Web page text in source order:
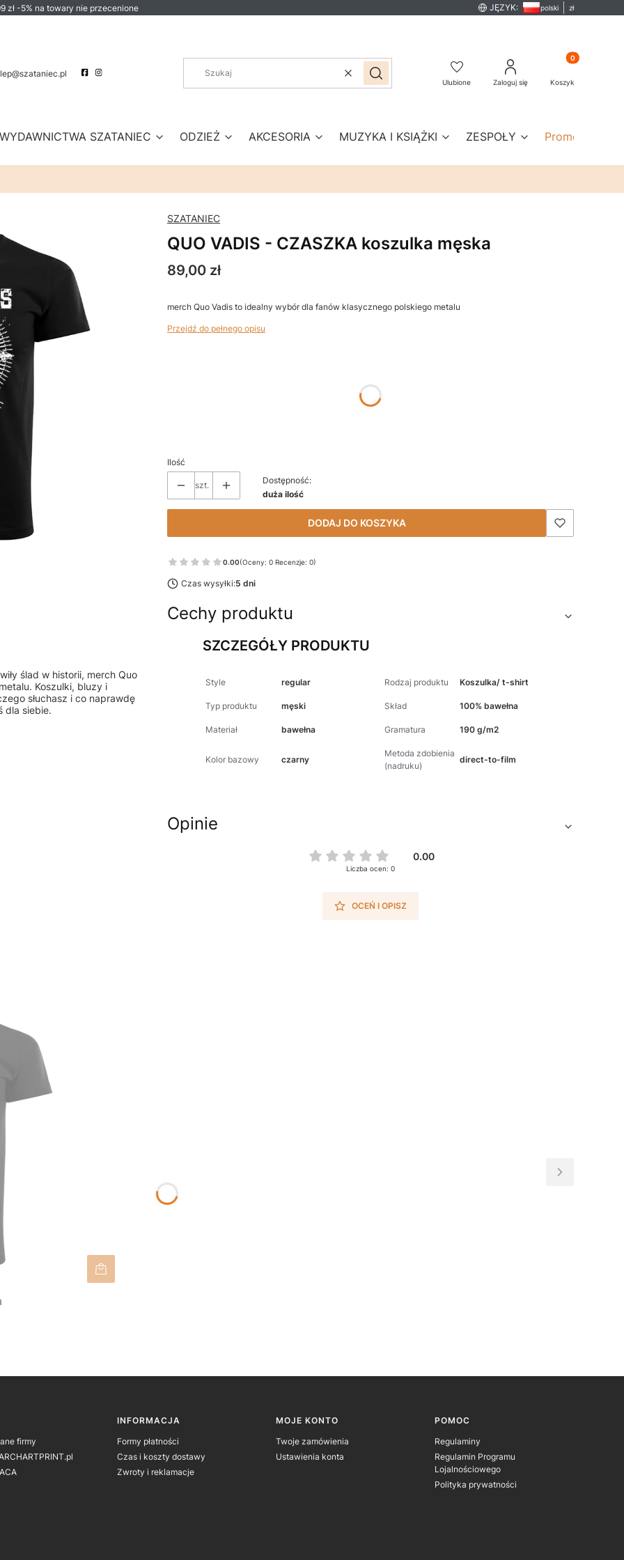
zł -5% na towary nie przecenione JĘZYK: polski zł
WyczyśćSzukaj Ulubione Zaloguj się
Produkty w
Koszyk
WYDAWNICTWA SZATANIEC ODZIEŻ AKCESORIA MUZYKA I KSIĄŻKI ZESPOŁY Promocje
SZATANIEC
QUO VADIS - CZASZKA koszulka męska
Cena
89,00 zł
merch Quo Vadis to idealny wybór dla fanów klasycznego polskiego metalu
Przejdź do pełnego opisu
Ilość
szt.
Dostępność:
duża ilość
DODAJ DO KOSZYKA
0.00(Oceny: 0 Recenzje: 0)
Czas wysyłki:5 dni
ślad w historii, merch Quo
Koszulki, bluzy i
słuchasz i co naprawdę
dla siebie.
Cechy produktu
SZCZEGÓŁY PRODUKTU
Style regular Rodzaj produktu Koszulka/ t-shirt
Typ produktu męski Skład 100% bawełna
Materiał bawełna Gramatura 190 g/m2
Kolor bazowy czarny
Metoda zdobienia
(nadruku)
direct-to-film
Opinie
0.00
Liczba ocen: 0
OCEŃ I OPISZ
firmy
INFORMACJA
Formy płatności
Czas i koszty dostawy
Zwroty i reklamacje
MOJE KONTO
Twoje zamówienia
Ustawienia konta
POMOC
Regulaminy
Regulamin Programu
Lojalnościowego
Polityka prywatności